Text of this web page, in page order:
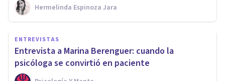
Hermelinda Espinoza Jara
ENTREVISTAS
Entrevista a Marina Berenguer: cuando la
psicóloga se convirtió en paciente